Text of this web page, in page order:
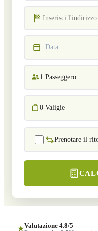
Data
1 Passeggero
0 Valigie
Prenotare il
★Valutazione 4.8/5